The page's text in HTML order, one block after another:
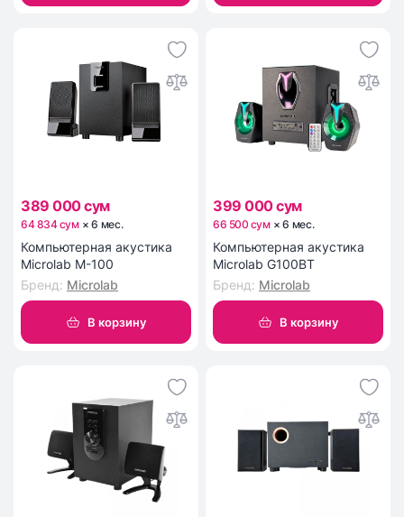
389 000 сум
64 834 сум ×6 мес.
Компьютерная акустика
Microlab M-100
Бренд: Microlab
В корзину
399 000 сум
66 500 сум ×6 мес.
Компьютерная акустика
Microlab G100BT
Бренд: Microlab
В корзину